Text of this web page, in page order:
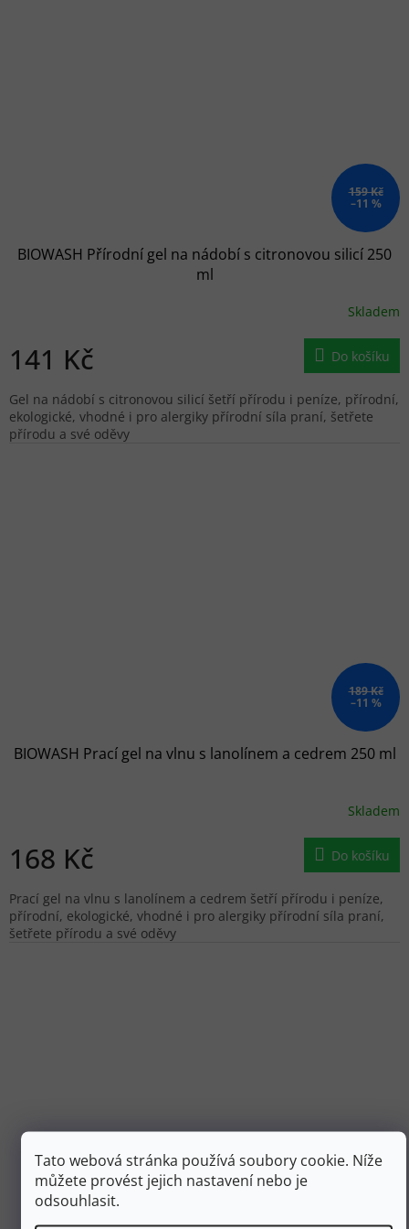
Tato webová stránka používá soubory cookie. Níže
můžete provést jejich nastavení nebo je
odsouhlasit.
159 Kč
–11 %
BIOWASH Přírodní gel na nádobí s citronovou silicí 250
ml
Skladem
141 Kč Do košíku
Gel na nádobí s citronovou silicí šetří přírodu i peníze, přírodní,
ekologické, vhodné i pro alergiky přírodní síla praní, šetřete
přírodu a své oděvy
189 Kč
–11 %
BIOWASH Prací gel na vlnu s lanolínem a cedrem 250 ml
Skladem
168 Kč Do košíku
Prací gel na vlnu s lanolínem a cedrem šetří přírodu i peníze,
přírodní, ekologické, vhodné i pro alergiky přírodní síla praní,
šetřete přírodu a své oděvy